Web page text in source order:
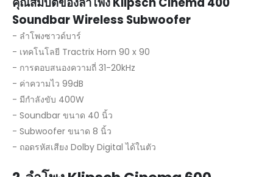
Soundbar Wireless Subwoofer
- ลำโพงซาวด์บาร์
- เทคโนโลยี Tractrix Horn 90 x 90
- การตอบสนองความถี่ 31-20kHz
- ค่าความไว 99dB
- มีกำลังขับ 400W
- Soundbar ขนาด 40 นิ้ว
- Subwoofer ขนาด 8 นิ้ว
- ถอดรหัสเสียง Dolby Digital ได้ในตัว